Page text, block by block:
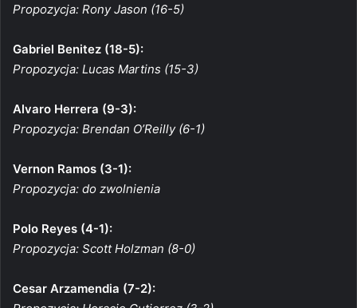
Propozycja: Rony Jason (16-5)
Gabriel Benitez (18-5):
Propozycja: Lucas Martins (15-3)
Alvaro Herrera (9-3):
Propozycja: Brendan O’Reilly (6-1)
Vernon Ramos (3-1):
Propozycja: do zwolnienia
Polo Reyes (4-1):
Propozycja: Scott Holzman (8-0)
Cesar Arzamendia (7-2):